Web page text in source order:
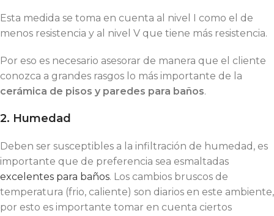
Esta medida se toma en cuenta al nivel I como el de
menos resistencia y al nivel V que tiene más resistencia.
Por eso es necesario asesorar de manera que el cliente
conozca a grandes rasgos lo más importante de la
cerámica de pisos y paredes para baños.
2. Humedad
Deben ser susceptibles a la infiltración de humedad, es
importante que de preferencia sea esmaltadas
excelentes para baños. Los cambios bruscos de
temperatura (frio, caliente) son diarios en este ambiente,
por esto es importante tomar en cuenta ciertos